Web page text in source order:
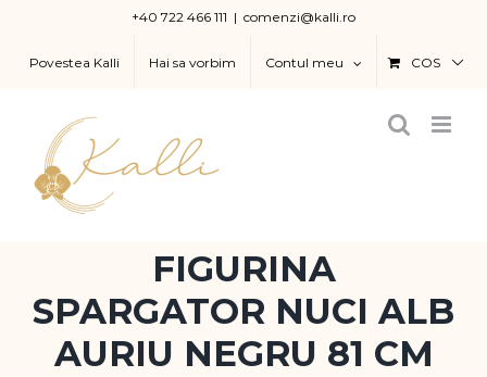
content
+40 722 466 111 | comenzi@kalli.ro
Povestea Kalli Hai sa vorbim Contul meu COS
FIGURINA
SPARGATOR NUCI ALB
AURIU NEGRU 81 CM